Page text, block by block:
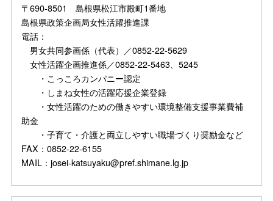
〒690-8501 島根県松江市殿町1番地
島根県政策企画局女性活躍推進課
電話：
男女共同参画係（代表）／0852-22-5629
女性活躍企画推進係／0852-22-5463、5245
・こっころカンパニー認定
・しまね女性の活躍応援企業登録
・女性活躍のための働きやすい環境整備支援事業費補
助金
・子育て・介護と両立しやすい職場づくり奨励金など
FAX：0852-22-6155
MAIL：josei-katsuyaku@pref.shimane.lg.jp